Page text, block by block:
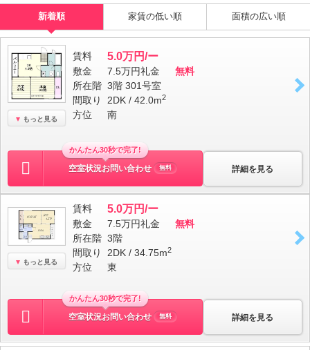
新着順 家賃の低い順 面積の広い順
もっと見る
賃料 5.0万円/ー
敷金 7.5万円礼金
無料
所在階 3階 301号室
間取り
2DK / 42.0m2
方位 南
詳細を見る
かんたん30秒で完了!
空室状況お問い合わせ 無料
もっと見る
賃料 5.0万円/ー
敷金 7.5万円礼金
無料
所在階 3階
間取り
2DK / 34.75m2
方位 東
詳細を見る
かんたん30秒で完了!
空室状況お問い合わせ 無料